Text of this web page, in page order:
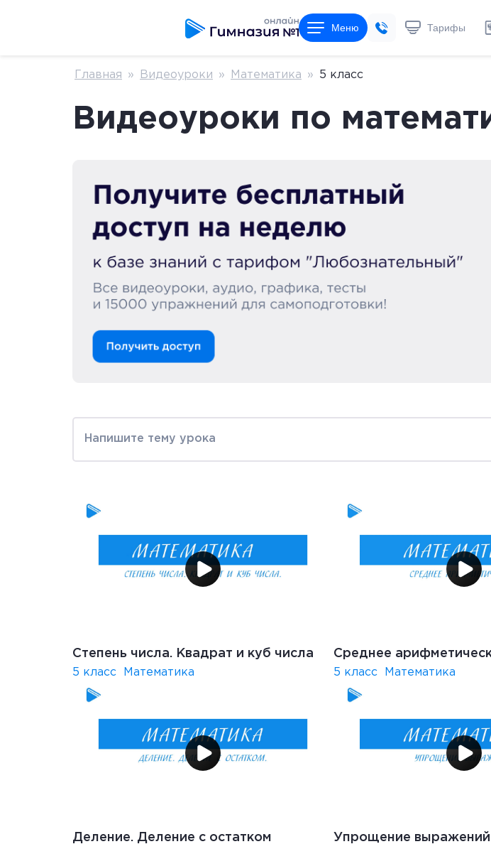
Меню Тарифы
Главная » Видеоуроки » Математика » 5 класс
Видеоуроки по
Степень числа. Квадрат и куб числа
5 класс Математика
Среднее
5 класс Математика
Деление. Деление с остатком Упрощение выражений